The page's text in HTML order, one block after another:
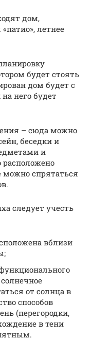
дом,
летнее
будет стоять
дом будет с
него будет
– сюда можно
беседки и
и
расположено
можно спрятаться
следует учесть
вблизи
от солнца в
способов
(перегородки,
в тени